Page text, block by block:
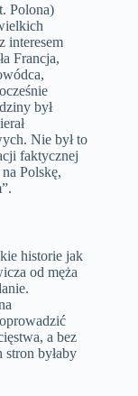
Polona)
interesem
Francja,
był
Nie był to
faktycznej
Polskę,
historie jak
od męża
a bez
byłaby